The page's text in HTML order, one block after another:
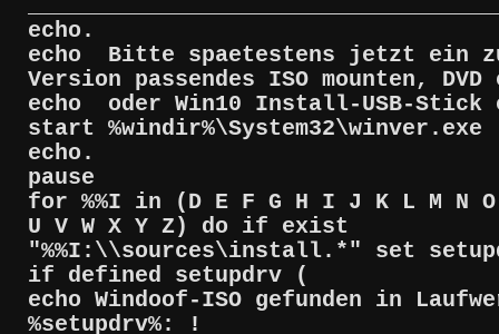
echo.
echo Bitte spaetestens jetzt ein
Version passendes ISO mounten,
echo oder Win10 Install-USB-Stick
start %windir%\System32\winver.exe
echo.
pause
for %%I in (D E F G H I J K L M N O
U V W X Y Z) do if exist
"%%I:\\sources\install.*" set
if defined setupdrv (
echo Windoof-ISO gefunden in
%setupdrv%: !